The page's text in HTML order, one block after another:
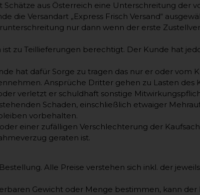
aus Österreich eine Unterschreitung der
die Versandart „Express Frisch Versand“
nur dann wenn der erste
zu Teillieferungen berechtigt. Der Kunde hat
hat dafür Sorge zu tragen das nur er oder vom
Ansprüche Dritter gehen zu Lasten des
verletzt er schuldhaft sonstige
Schaden, einschließlich etwaiger
vorbehalten.
einer zufälligen Verschlechterung der
geraten ist.
Alle Preise verstehen sich inkl. der
Gewicht oder Menge bestimmen, kann der